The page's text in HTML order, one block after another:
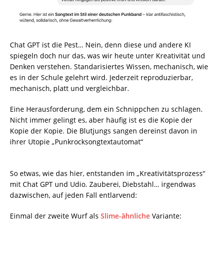
Chat GPT ist die Pest… Nein, denn diese und andere KI
spiegeln doch nur das, was wir heute unter Kreativität und
Denken verstehen. Standarisiertes Wissen, mechanisch, wie
es in der Schule gelehrt wird. Jederzeit reproduzierbar,
mechanisch, platt und vergleichbar.
Eine Herausforderung, dem ein Schnippchen zu schlagen.
Nicht immer gelingt es, aber häufig ist es die Kopie der
Kopie der Kopie. Die Blutjungs sangen dereinst davon in
ihrer Utopie „Punkrocksongtextautomat“
So etwas, wie das hier, entstanden im „Kreativitätsprozess“
mit Chat GPT und Udio. Zauberei, Diebstahl… irgendwas
dazwischen, auf jeden Fall entlarvend:
Einmal der zweite Wurf als Slime-ähnliche Variante: